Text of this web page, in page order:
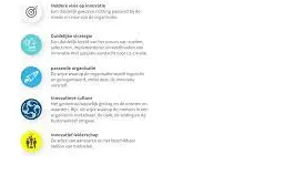
MBO-
Niveau